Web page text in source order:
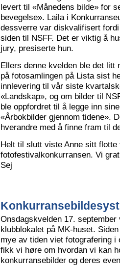
levert til «Månedens bilde» for
bevegelse». Laila i
dessverre var diskvalifisert
siden til NSFF. Det er viktig å
jury, presiserte hun.
Ellers denne kvelden ble det litt
på fotosamlingen på Lista sist
innlevering til vår siste
«Landskap», og om bilder til
ble oppfordret til å legge inn
«Årbokbilder gjennom tidene».
hverandre med å finne fram til
Helt til slutt viste Anne sitt flotte
fotofestivalkonkurransen. Vi
Sej
Onsdagskvelden 17.
klubblokalet på MK-huset.
mye av tiden viet fotografering
fikk vi høre om hvordan vi kan
konkurransebilder og deres